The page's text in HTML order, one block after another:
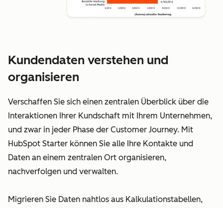
Kundendaten verstehen und
organisieren
Verschaffen Sie sich einen zentralen Überblick über die
Interaktionen Ihrer Kundschaft mit Ihrem Unternehmen,
und zwar in jeder Phase der Customer Journey. Mit
HubSpot Starter können Sie alle Ihre Kontakte und
Daten an einem zentralen Ort organisieren,
nachverfolgen und verwalten.
Migrieren Sie Daten nahtlos aus Kalkulationstabellen,